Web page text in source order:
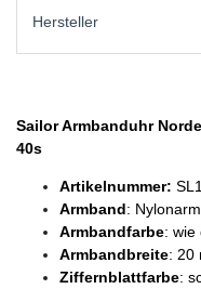
Hersteller
Sailor Armbanduhr
40s
Artikelnummer:
Armband:
Armbandfarbe: wie
Armbandbreite: 20
Ziffernblattfarbe: